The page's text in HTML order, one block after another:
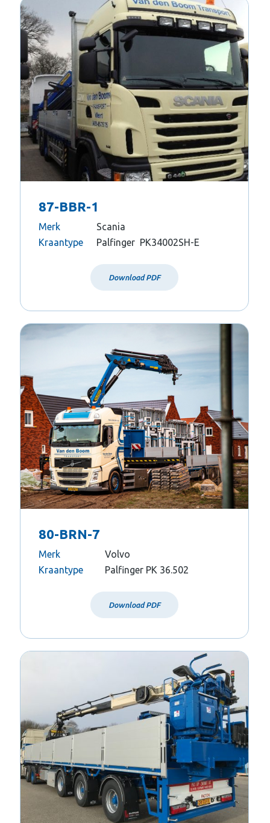
87-BBR-1
Merk
Scania
Kraantype
Palfinger PK34002SH-E
Download PDF
80-BRN-7
Merk
Volvo
Kraantype
Palfinger PK 36.502
Download PDF